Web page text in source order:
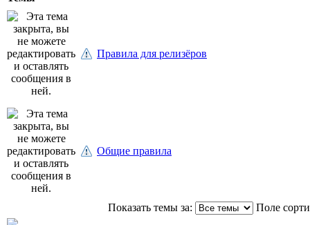
Правила для релизёров
Общие правила
Показать темы за: Поле